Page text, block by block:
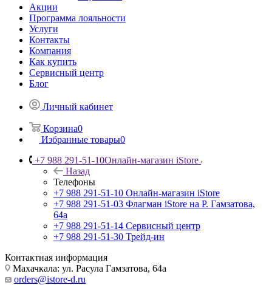
Акции
Программа лояльности
Услуги
Контакты
Компания
Как купить
Сервисный центр
Блог
Личный кабинет
Корзина0
Избранные товары0
+7 988 291-51-10Онлайн-магазин iStore
Назад
Телефоны
+7 988 291-51-10 Онлайн-магазин iStore
+7 988 291-51-03 Флагман iStore на Р. Гамзатова,
64а
+7 988 291-51-14 Сервисный центр
+7 988 291-51-30 Трейд-ин
Контактная информация
Махачкала: ул. Расула Гамзатова, 64а
orders@istore-d.ru